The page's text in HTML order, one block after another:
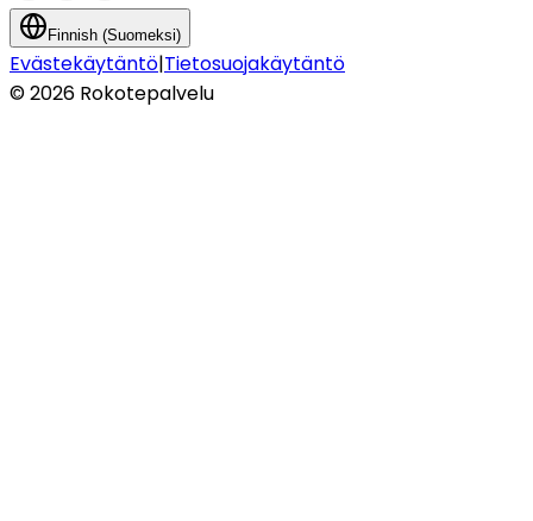
Finnish (Suomeksi)
Evästekäytäntö|Tietosuojakäytäntö
©2026 Rokotepalvelu